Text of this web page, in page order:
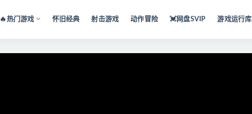
🔥热门游戏 怀旧经典 射击游戏 动作冒险 💓网盘SVIP 游戏运行库